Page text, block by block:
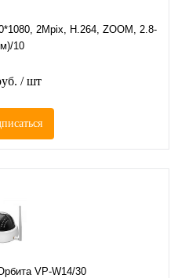
2Mpix, H.264, ZOOM, 2.8-
10
/ шт
VP-W14/30